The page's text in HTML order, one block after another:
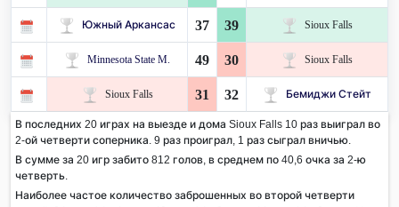
Южный Аркансас 37 39 Sioux Falls
Minnesota State M. 49 30 Sioux Falls
Sioux Falls 31 32 Бемиджи Стейт
В последних 20 играх на выезде и дома Sioux Falls 10 раз выиграл во
2-ой четверти соперника. 9 раз проиграл, 1 раз сыграл вничью.
В сумме за 20 игр забито 812 голов, в среднем по 40,6 очка за 2-ю
четверть.
Наиболее частое количество заброшенных во второй четверти